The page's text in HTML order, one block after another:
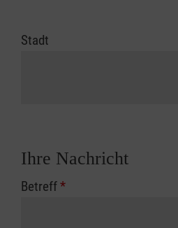
Stadt
Ihre Nachricht
Betreff*